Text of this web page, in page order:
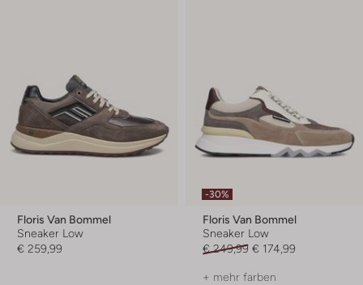
Floris Van Bommel
Sneaker Low
€ 259,99
-30%
Floris Van Bommel
Sneaker Low
€ 249,99 € 174,99
+ mehr farben